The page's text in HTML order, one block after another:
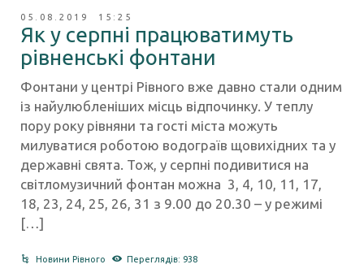
05.08.2019 15:25
Як у серпні працюватимуть
рівненські фонтани
Фонтани у центрі Рівного вже давно стали одним
із найулюбленіших місць відпочинку. У теплу
пору року рівняни та гості міста можуть
милуватися роботою водограїв щовихідних та у
державні свята. Тож, у серпні подивитися на
світломузичний фонтан можна 3, 4, 10, 11, 17,
18, 23, 24, 25, 26, 31 з 9.00 до 20.30 – у режимі
[…]
Новини Рівного Переглядів: 938